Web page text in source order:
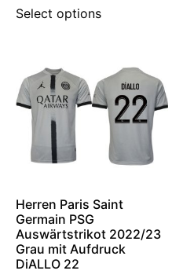
Select options
Herren Paris Saint
Germain PSG
Auswärtstrikot 2022/23
Grau mit Aufdruck
DiALLO 22